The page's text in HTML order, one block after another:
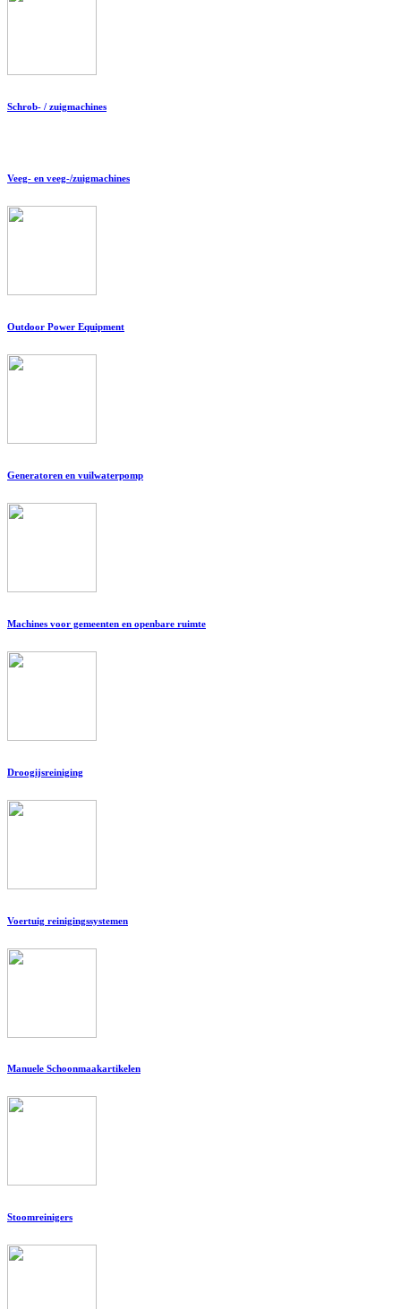
Schrob- / zuigmachines
Veeg- en veeg-/zuigmachines
Outdoor Power Equipment
Generatoren en vuilwaterpomp
Machines voor gemeenten en openbare ruimte
Droogijsreiniging
Voertuig reinigingssystemen
Manuele Schoonmaakartikelen
Stoomreinigers